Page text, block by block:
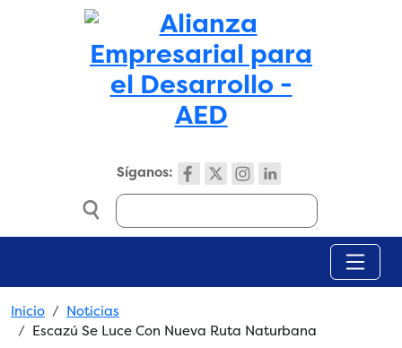
Skip to main content
Síganos:
Search
Breadcrumb
Inicio
Noticias
Escazú Se Luce Con Nueva Ruta Naturbana